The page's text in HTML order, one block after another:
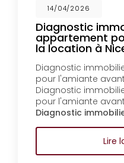
14/04/2026
Diagnostic
appartement
la location à
Diagnostic
pour l'amiante
Diagnostic
pour l'amiante
Diagnostic
Lire